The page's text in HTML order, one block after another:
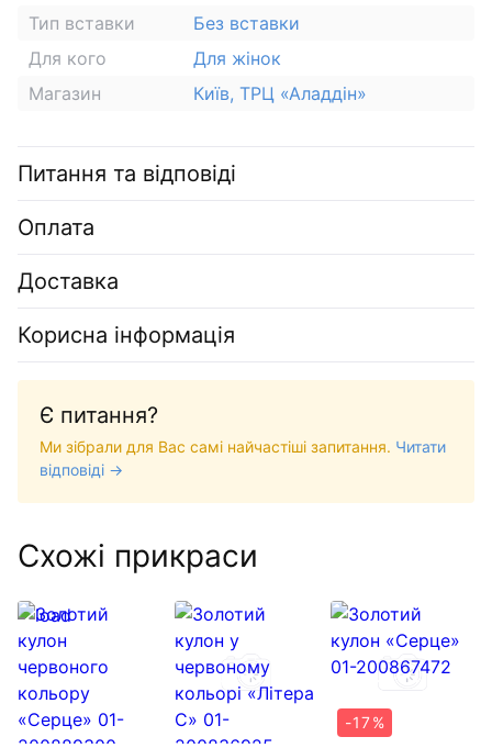
Тип вставки
Без вставки
Для кого
Для жінок
Магазин
Київ, ТРЦ «Аладдін»
Питання та відповіді
Оплата
Доставка
Корисна інформація
Є питання?
Ми зібрали для Вас самі найчастіші запитання. Читати
відповіді →
Схожі прикраси
-17%